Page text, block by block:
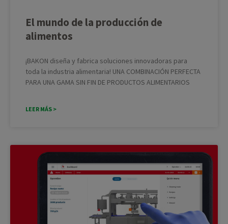
El mundo de la producción de
alimentos
¡BAKON diseña y fabrica soluciones innovadoras para
toda la industria alimentaria! UNA COMBINACIÓN PERFECTA
PARA UNA GAMA SIN FIN DE PRODUCTOS ALIMENTARIOS
LEER MÁS >